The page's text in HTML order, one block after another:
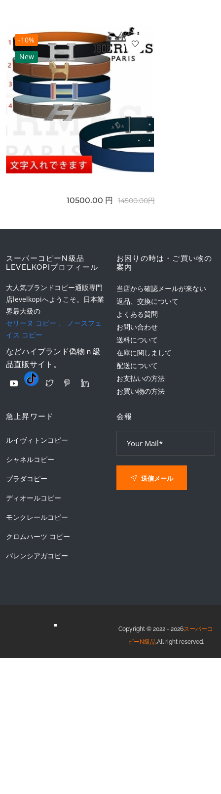
-10%
New
10500.00 円 14500.00円
スーパーコピーN級品
LEVELKOPIプロフィール
大人気ブランドコピー通販専門
店levelkopiへようこそ。日本業
界最大級の
セリーヌ コピー 、
ノースフェ
イス コピー
などハイブランド偽物ｎ級
品直販サイト。
お困りの時は・ご買い物の
案内
当店から確認メールが来ない
返品、交換について
よくある質問
お問い合わせ
送料について
在庫に関しまして
配送について
お支払いの方法
お買い物の方法
急上昇ワード
ルイヴィトンコピー
シャネルコピー
プラダコピー
ディオールコピー
モンクレールコピー
クロムハーツ コピー
バレンシアガコピー
会報
送信メール
Copyright © 2022 - 2026スーパーコ
ピーN級品.All right reserved.